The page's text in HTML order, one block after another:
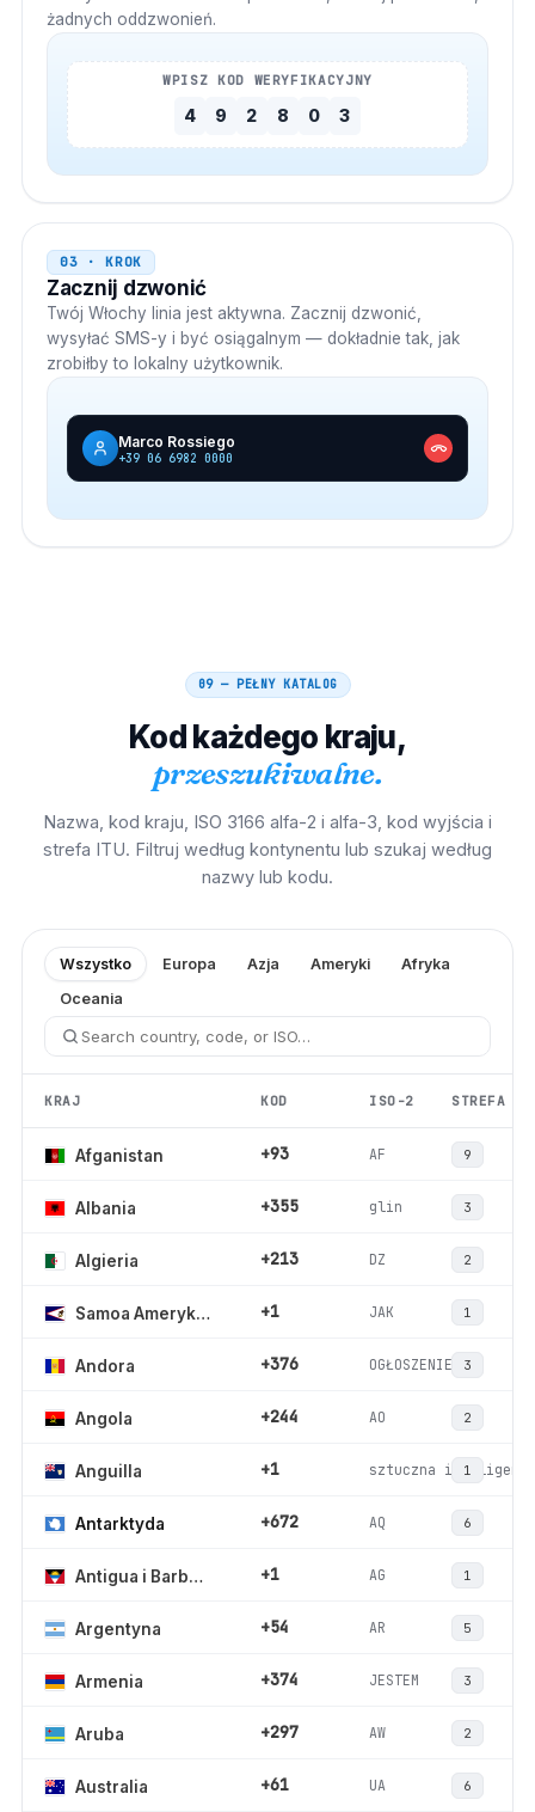
żadnych oddzwonień.
WPISZ KOD WERYFIKACYJNY
4 9 2 8 0 3
03 · KROK
Zacznij dzwonić
Twój Włochy linia jest aktywna. Zacznij dzwonić,
wysyłać SMS-y i być osiągalnym — dokładnie tak, jak
zrobiłby to lokalny użytkownik.
Marco Rossiego
+39 06 6982 0000
09 — PEŁNY KATALOG
Kod każdego kraju,
przeszukiwalne.
Nazwa, kod kraju, ISO 3166 alfa-2 i alfa-3, kod wyjścia i
strefa ITU. Filtruj według kontynentu lub szukaj według
nazwy lub kodu.
Wszystko Europa Azja Ameryki
Afryka
Oceania
KRAJ KOD ISO-2 STREFA
Afganistan +93 AF 9
Albania +355 glin 3
Algieria +213 DZ 2
Samoa Amerykańskie +1 JAK 1
Andora +376 OGŁOSZENIE 3
Angola +244 AO 2
Anguilla +1 sztuczna 1
Antarktyda +672 AQ 6
Antigua i Barbuda +1 AG 1
Argentyna +54 AR 5
Armenia +374 JESTEM 3
Aruba +297 AW 2
Australia +61 UA 6